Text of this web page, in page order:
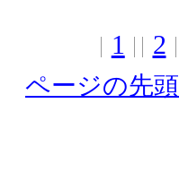
1 2
ページの先